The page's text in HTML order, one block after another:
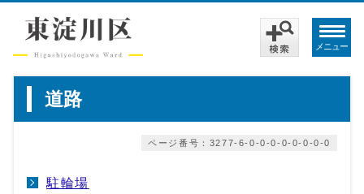
メニュー
道路
ページ番号：3277-6-0-0-0-0-0-0-0-0
駐輪場